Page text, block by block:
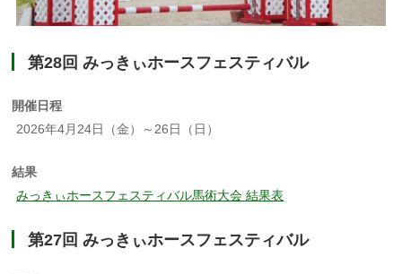
第28回 みっきぃホースフェスティバル
開催日程
2026年4月24日（金）～26日（日）
結果
みっきぃホースフェスティバル馬術大会 結果表
第27回 みっきぃホースフェスティバル